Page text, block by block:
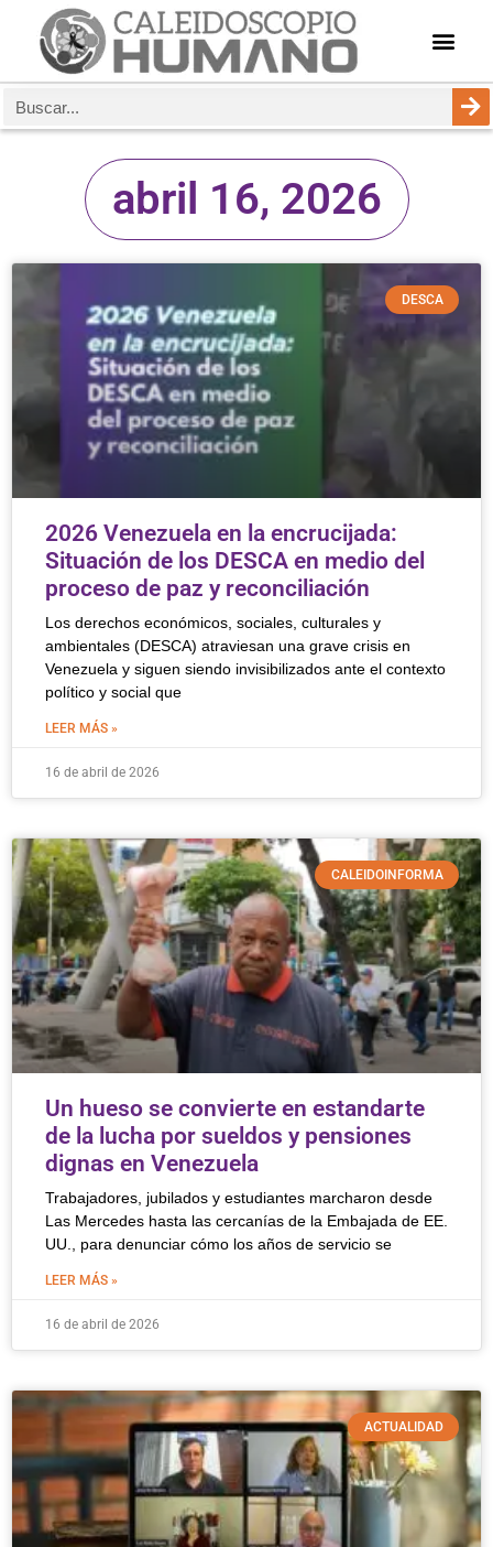
abril 16, 2026
DESCA
2026 Venezuela en la encrucijada:
Situación de los DESCA en medio del
proceso de paz y reconciliación
Los derechos económicos, sociales, culturales y
ambientales (DESCA) atraviesan una grave crisis en
Venezuela y siguen siendo invisibilizados ante el contexto
político y social que
LEER MÁS »
16 de abril de 2026
CALEIDOINFORMA
Un hueso se convierte en estandarte
de la lucha por sueldos y pensiones
dignas en Venezuela
Trabajadores, jubilados y estudiantes marcharon desde
Las Mercedes hasta las cercanías de la Embajada de EE.
UU., para denunciar cómo los años de servicio se
LEER MÁS »
16 de abril de 2026
ACTUALIDAD